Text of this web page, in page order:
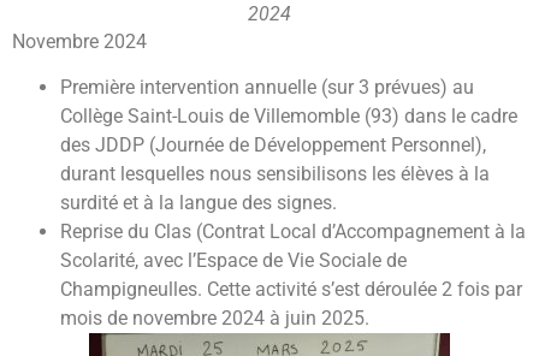
2024
Novembre 2024
Première intervention annuelle (sur 3 prévues) au
Collège Saint-Louis de Villemomble (93) dans le cadre
des JDDP (Journée de Développement Personnel),
durant lesquelles nous sensibilisons les élèves à la
surdité et à la langue des signes.
Reprise du Clas (Contrat Local d’Accompagnement à la
Scolarité, avec l’Espace de Vie Sociale de
Champigneulles. Cette activité s’est déroulée 2 fois par
mois de novembre 2024 à juin 2025.